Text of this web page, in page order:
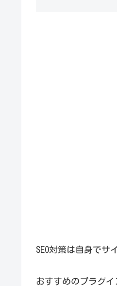
SEO対策は自身でサ
おすすめのプラグイ